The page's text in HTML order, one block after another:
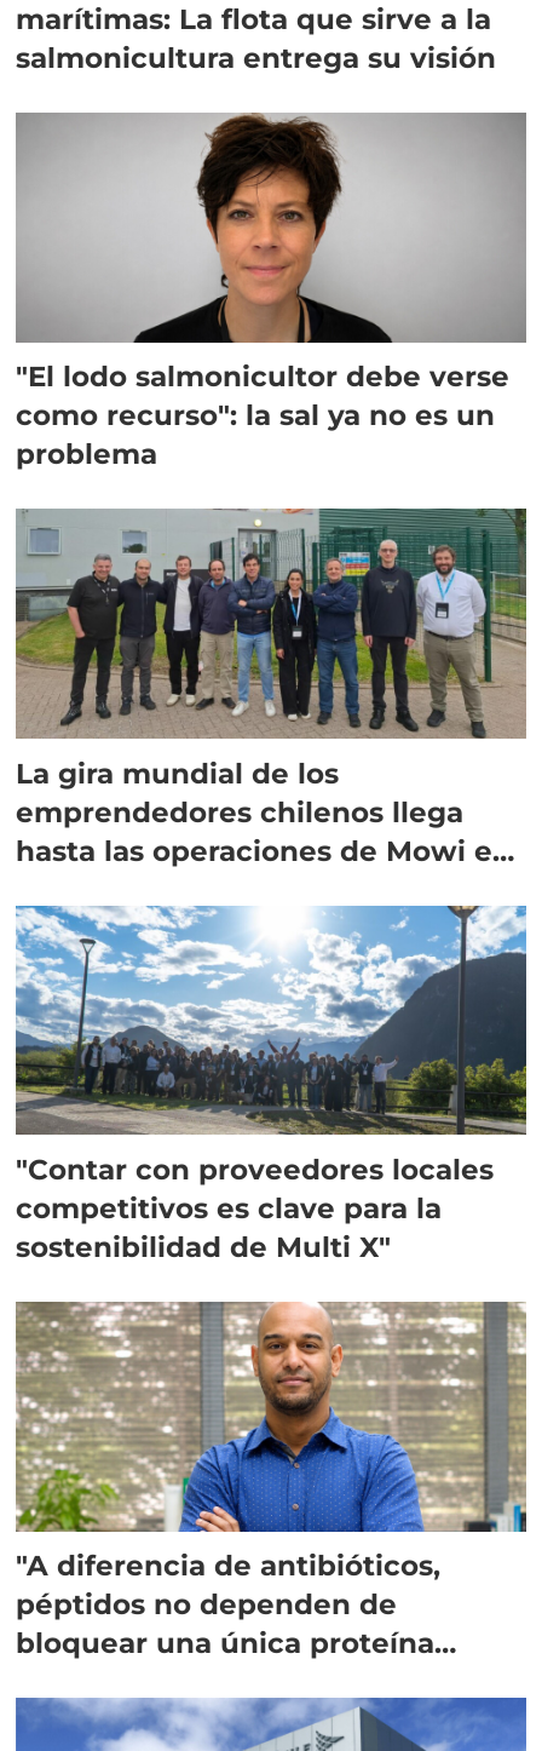
marítimas: La flota que sirve a la
salmonicultura entrega su visión
"El lodo salmonicultor debe verse
como recurso": la sal ya no es un
problema
La gira mundial de los
emprendedores chilenos llega
hasta las operaciones de Mowi en
"Contar con proveedores locales
competitivos es clave para la
sostenibilidad de Multi X"
"A diferencia de antibióticos,
péptidos no dependen de
bloquear una única proteína